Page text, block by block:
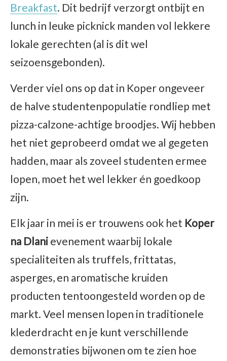
Breakfast. Dit bedrijf verzorgt ontbijt en
lunch in leuke picknick manden vol lekkere
lokale gerechten (al is dit wel
seizoensgebonden).
Verder viel ons op dat in Koper ongeveer
de halve studentenpopulatie rondliep met
pizza-calzone-achtige broodjes. Wij hebben
het niet geprobeerd omdat we al gegeten
hadden, maar als zoveel studenten ermee
lopen, moet het wel lekker én goedkoop
zijn.
Elk jaar in mei is er trouwens ook het Koper
na Dlani evenement waarbij lokale
specialiteiten als truffels, frittatas,
asperges, en aromatische kruiden
producten tentoongesteld worden op de
markt. Veel mensen lopen in traditionele
klederdracht en je kunt verschillende
demonstraties bijwonen om te zien hoe